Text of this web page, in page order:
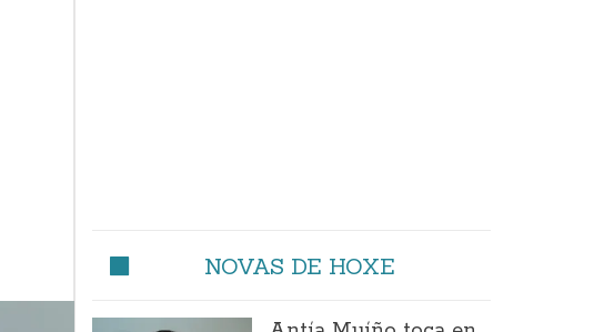
NOVAS DE HOXE